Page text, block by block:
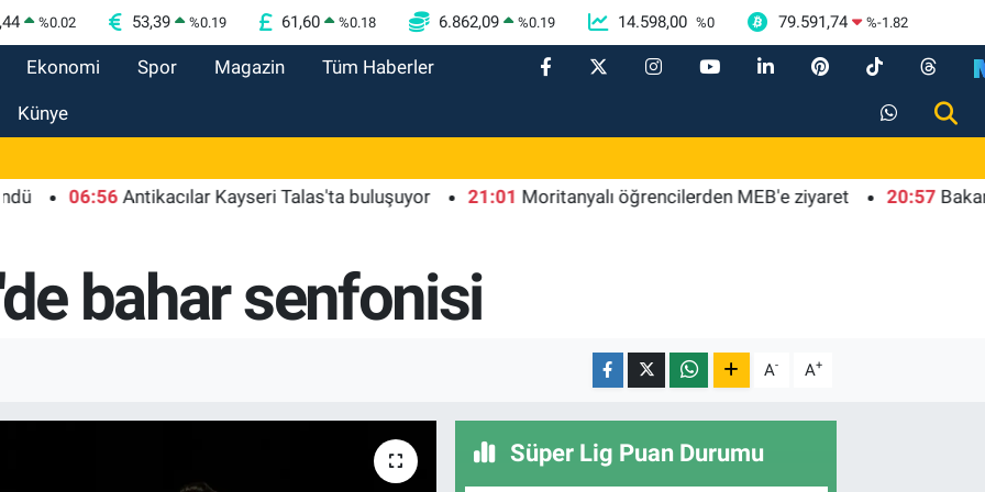
%0.02 53,39 %0.19 61,60 %0.18 6.862,09 %0.19 14.598,00 %0 79.591,74 %-1.82
Ekonomi Spor Magazin Tüm Haberler
Künye
06:56 Antikacılar Kayseri Talas'ta buluşuyor 21:01 Moritanyalı öğrencilerden MEB'e ziyaret 20:57 Bakan
bahar senfonisi
A- A+
Süper Lig Puan Durumu